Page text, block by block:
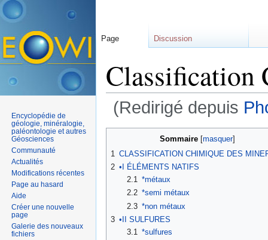
Classification
(Redirigé depuis
Sommaire [masquer]
1 CLASSIFICATION CHIMIQUE DES
2 •I ÉLÉMENTS NATIFS
2.1
*métaux
2.2 *semi métaux
2.3 *non métaux
3 •II SULFURES
3.1
*sulfures
Page Discussion
Encyclopédie de
géologie, minéralogie,
paléontologie et autres
Géosciences
Communauté
Actualités
Modifications récentes
Page au hasard
Aide
Créer une nouvelle
page
Galerie des nouveaux
fichiers